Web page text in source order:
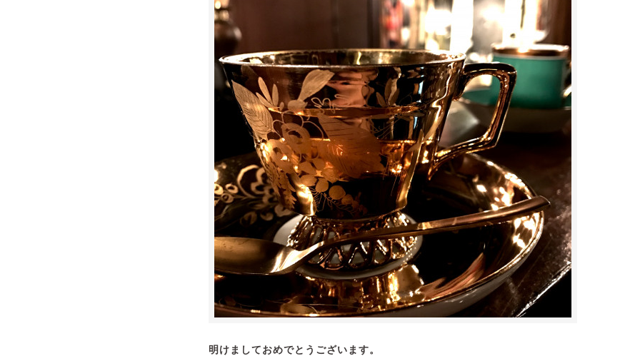
明けましておめでとうございます。